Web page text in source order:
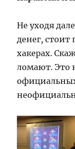
Не уходя
денег, стоит
хакерах.
ломают. Это